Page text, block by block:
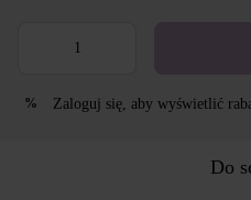
% Zaloguj się , aby wyświetlić
Do